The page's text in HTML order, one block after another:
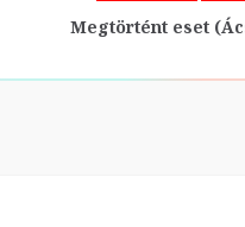
Megtörtént eset